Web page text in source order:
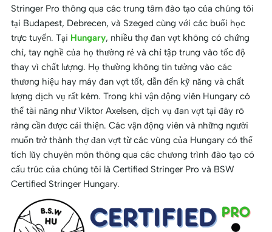
Stringer Pro thông qua các trung tâm đào tạo của chúng tôi
tại Budapest, Debrecen, và Szeged cùng với các buổi học
trực tuyến. Tại Hungary, nhiều thợ đan vợt không có chứng
chỉ, tay nghề của họ thường rẻ và chỉ tập trung vào tốc độ
thay vì chất lượng. Họ thường không tin tưởng vào các
thương hiệu hay máy đan vợt tốt, dẫn đến kỹ năng và chất
lượng dịch vụ rất kém. Trong khi vận động viên Hungary có
thể tài năng như Viktor Axelsen, dịch vụ đan vợt tại đây rõ
ràng cần được cải thiện. Các vận động viên và những người
muốn trở thành thợ đan vợt từ các vùng của Hungary có thể
tích lũy chuyên môn thông qua các chương trình đào tạo có
cấu trúc của chúng tôi là Certified Stringer Pro và BSW
Certified Stringer Hungary.